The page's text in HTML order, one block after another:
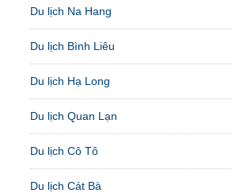
Du lịch Na Hang
Du lịch Bình Liêu
Du lịch Hạ Long
Du lịch Quan Lạn
Du lịch Cô Tô
Du lịch Cát Bà